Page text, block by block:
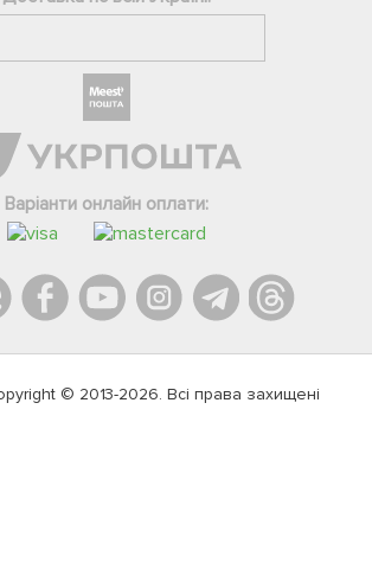
Варіанти онлайн оплати:
© 2013-2026. Всі права захищені